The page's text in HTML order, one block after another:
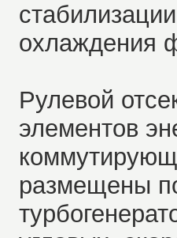
охлаждения
Рулевой
элементов
размещены